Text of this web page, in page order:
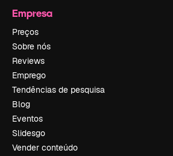
Empresa
Preços
Sobre nós
Reviews
Emprego
Tendências de pesquisa
Blog
Eventos
Slidesgo
Vender conteúdo